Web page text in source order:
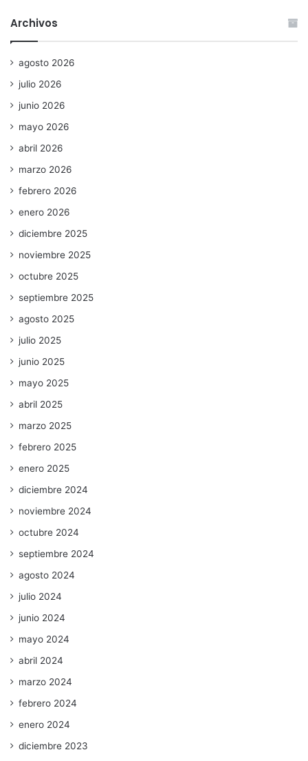
Archivos
agosto 2026
julio 2026
junio 2026
mayo 2026
abril 2026
marzo 2026
febrero 2026
enero 2026
diciembre 2025
noviembre 2025
octubre 2025
septiembre 2025
agosto 2025
julio 2025
junio 2025
mayo 2025
abril 2025
marzo 2025
febrero 2025
enero 2025
diciembre 2024
noviembre 2024
octubre 2024
septiembre 2024
agosto 2024
julio 2024
junio 2024
mayo 2024
abril 2024
marzo 2024
febrero 2024
enero 2024
diciembre 2023